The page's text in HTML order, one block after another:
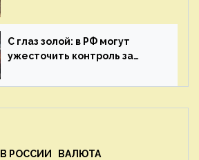
экологии на ECOportal
С глаз золой: в РФ могут
ужесточить контроль за
— новости экологии на
В РОССИИ ВАЛЮТА